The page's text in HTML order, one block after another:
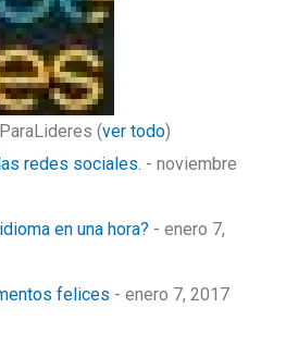
(ver todo)
redes sociales. - noviembre
en una hora? - enero 7,
felices - enero 7, 2017